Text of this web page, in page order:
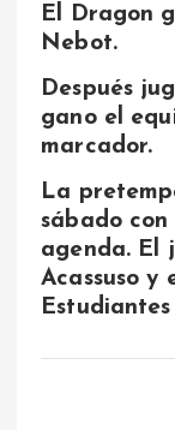
El Dragon
Nebot.
Después
gano el
marcador.
La
sábado
agenda. El
Acassuso y